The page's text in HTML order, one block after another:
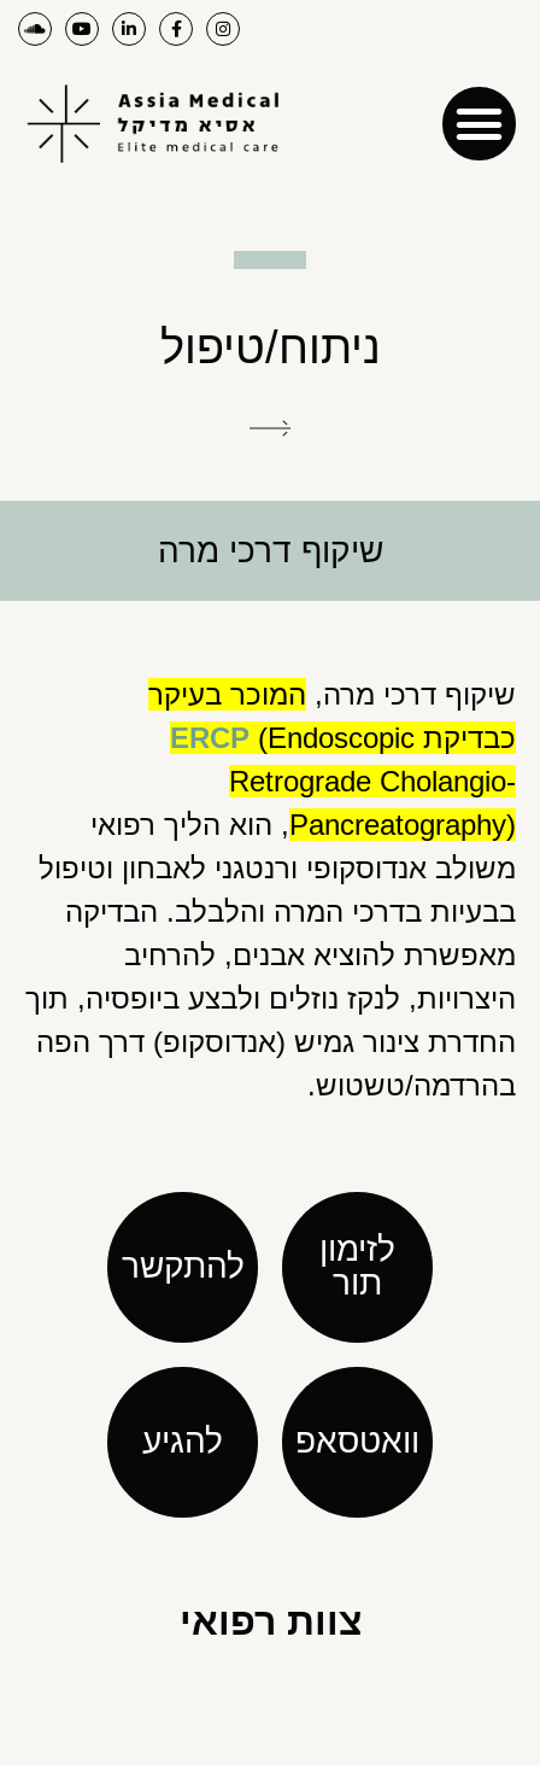
ניתוח/טיפול
שיקוף דרכי מרה
שיקוף דרכי מרה, המוכר בעיקר
כבדיקת
ERCP (Endoscopic
Retrograde Cholangio-
Pancreatography), הוא הליך רפואי
משולב אנדוסקופי ורנטגני לאבחון וטיפול
בבעיות בדרכי המרה והלבלב. הבדיקה
מאפשרת להוציא אבנים, להרחיב
היצרויות, לנקז נוזלים ולבצע ביופסיה, תוך
החדרת צינור גמיש (אנדוסקופ) דרך הפה
בהרדמה/טשטוש.
לזימון
תור
להתקשר
וואטסאפ להגיע
צוות רפואי